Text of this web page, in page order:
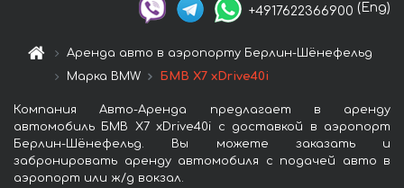
+4917622366900 (Eng)
Аренда авто в аэропорту Берлин-Шёнефельд
Марка BMW
БМВ X7 xDrive40i
Компания Авто-Аренда предлагает в аренду
автомобиль БМВ X7 xDrive40i с доставкой в аэропорт
Берлин-Шёнефельд. Вы можете заказать и
забронировать аренду автомобиля с подачей авто в
аэропорт или ж/д вокзал.